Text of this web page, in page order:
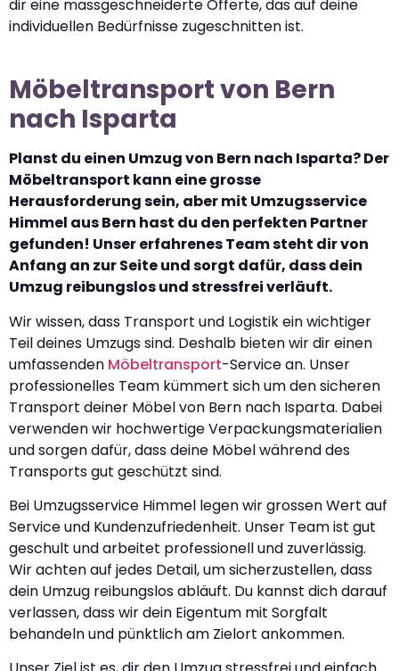
dir eine massgeschneiderte Offerte, das auf deine
individuellen Bedürfnisse zugeschnitten ist.
Möbeltransport von Bern
nach Isparta
Planst du einen Umzug von Bern nach Isparta? Der
Möbeltransport kann eine grosse
Herausforderung sein, aber mit Umzugsservice
Himmel aus Bern hast du den perfekten Partner
gefunden! Unser erfahrenes Team steht dir von
Anfang an zur Seite und sorgt dafür, dass dein
Umzug reibungslos und stressfrei verläuft.
Wir wissen, dass Transport und Logistik ein wichtiger
Teil deines Umzugs sind. Deshalb bieten wir dir einen
umfassenden Möbeltransport-Service an. Unser
professionelles Team kümmert sich um den sicheren
Transport deiner Möbel von Bern nach Isparta. Dabei
verwenden wir hochwertige Verpackungsmaterialien
und sorgen dafür, dass deine Möbel während des
Transports gut geschützt sind.
Bei Umzugsservice Himmel legen wir grossen Wert auf
Service und Kundenzufriedenheit. Unser Team ist gut
geschult und arbeitet professionell und zuverlässig.
Wir achten auf jedes Detail, um sicherzustellen, dass
dein Umzug reibungslos abläuft. Du kannst dich darauf
verlassen, dass wir dein Eigentum mit Sorgfalt
behandeln und pünktlich am Zielort ankommen.